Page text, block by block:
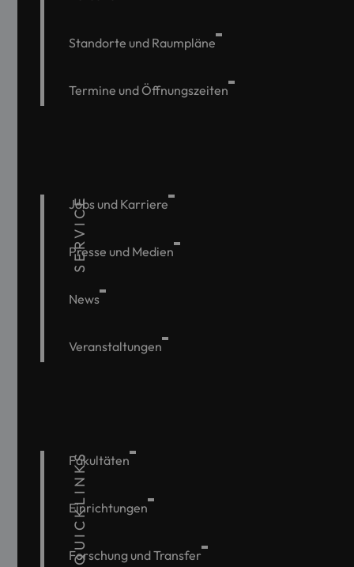
Standorte und Raumpläne
Termine und Öffnungszeiten
SERVICE
Jobs und Karriere
Presse und Medien
News
Veranstaltungen
QUICKLINKS
Fakultäten
Einrichtungen
Forschung und Transfer